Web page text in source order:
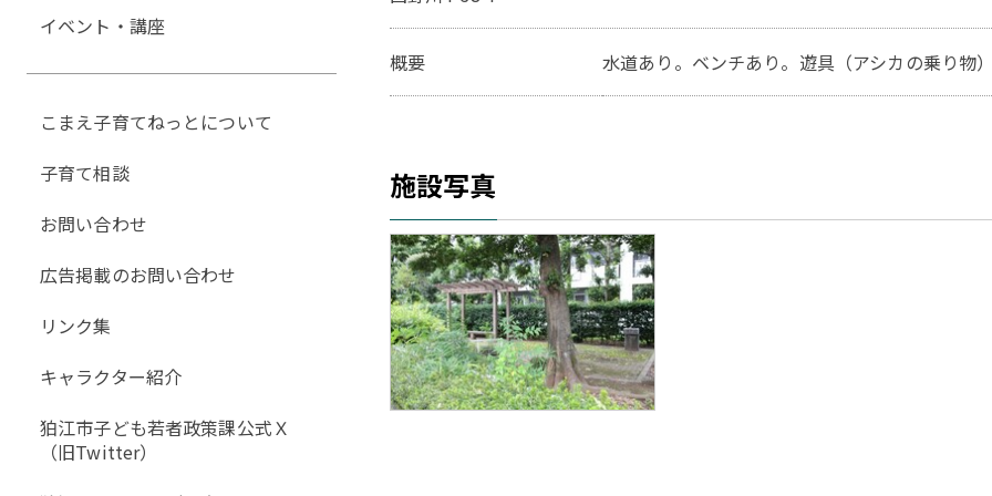
概要 水道あり。ベンチあり。遊具（アシカの乗り物
施設写真
イベント・講座
こまえ子育てねっとについて
子育て相談
お問い合わせ
広告掲載のお問い合わせ
リンク集
キャラクター紹介
狛江市子ども若者政策課公式Ｘ
（旧Twitter）